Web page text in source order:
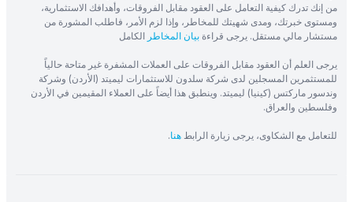
من إنك تدرك كيفية التعامل على العقود مقابل الفروقات، وأهدافك الاستثمارية،
ومستوى خبرتك، ومدى شهيتك للمخاطر، وإذا لزم الأمر، فاطلب المشورة من
مستشار مالي مستقل. يرجى قراءة بيان المخاطر الكامل
يرجى العلم أن العقود مقابل الفروقات على العملات المشفرة غير متاحة حالياً
للمستثمرين المسجلين لدى شركة سلدون للاستثمارات ليميتد (الأردن) وشركة
وندسور ماركتس (كينيا) ليميتد. وينطبق هذا أيضاً على العملاء المقيمين في الأردن
وفلسطين والعراق.
للتعامل مع الشكاوى، يرجى زيارة الرابط هنا.